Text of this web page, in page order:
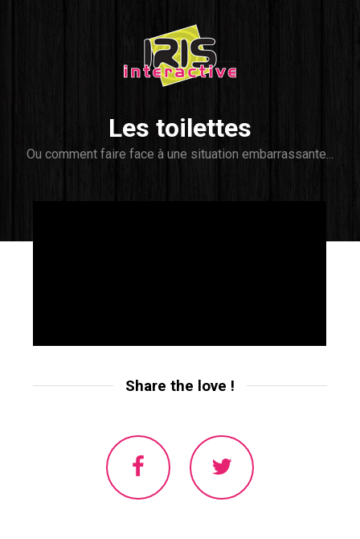
Les toilettes
Ou comment faire face à une situation embarrassante...
Share the love !